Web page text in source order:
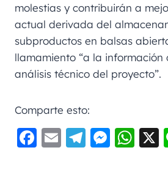
molestias y contribuirán a
actual derivada del
subproductos en balsas
llamamiento “a la información
análisis técnico del proyecto”.
Comparte esto:
F
E
Te M W